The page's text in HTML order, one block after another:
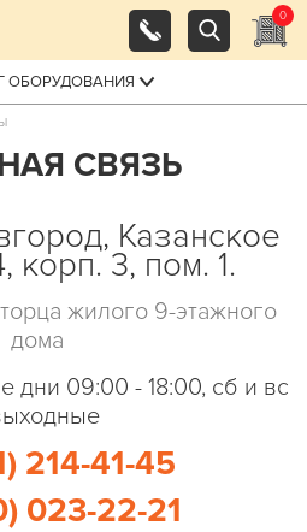
0
ОБОРУДОВАНИЯ
СВЯЗЬ
Казанское
корп. 3, пом. 1.
жилого 9-этажного
дома
дни 09:00 - 18:00, сб и вс
214-41-45
023-22-21